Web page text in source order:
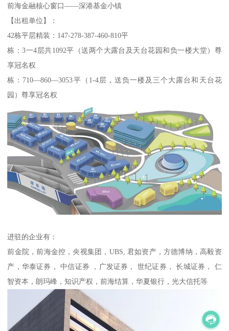
前海金融核心窗口——深港基金小镇
【出租单位】：
42栋平层精装：147-278-387-460-810平
栋：3一4层共1092平（送两个大露台及天台花园和负一楼大堂）尊
享冠名权
栋：710—860—3053平（1-4层，送负一楼及三个大露台和天台花
园）尊享冠名权
进驻的企业有：
前金院，前海金控，央视集团，UBS, 君如资产，方德博纳，高毅资
产，华泰证券， 中信证券 ，广发证券， 世纪证券， 长城证券， 仁
智资本，朗玛峰，知识产权，前海结算，华夏银行，光大信托等